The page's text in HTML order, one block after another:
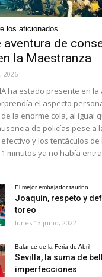
los aficionados
aventura de
la Maestranza
2026
ha estado presente en
el aspecto
la enorme cola, al igual
de policías pese a
y los tentáculos de
minutos ya no había
El mejor embajador taurino
Joaquín, respeto y
toreo
lunes 13 junio, 2022
Balance de la Feria de Abril
Sevilla, la suma de
imperfecciones